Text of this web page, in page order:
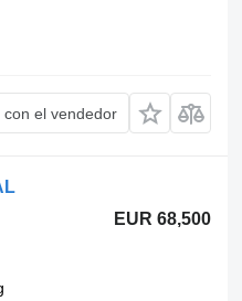
con el vendedor
EUR 68,500